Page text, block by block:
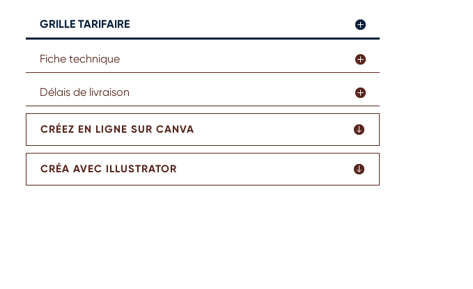
GRILLE TARIFAIRE
Fiche technique
Délais de livraison
CRÉEZ EN LIGNE SUR CANVA
CRÉA AVEC ILLUSTRATOR